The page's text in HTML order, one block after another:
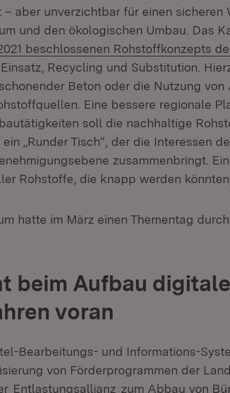
aber unverzichtbar für einen sicheren
und den ökologischen Umbau. Das
beschlossenen Rohstoffkonzepts
Recycling und Substitution.
Beton oder die Nutzung
Eine bessere regionale
soll die nachhaltige
„Runder Tisch“, der die Interessen
zusammenbringt.
Rohstoffe, die knapp werden
hatte im März einen Thementag
beim Aufbau
voran
Bearbeitungs- und Informations-
von Förderprogrammen der
Entlastungsallianz zum Abbau von